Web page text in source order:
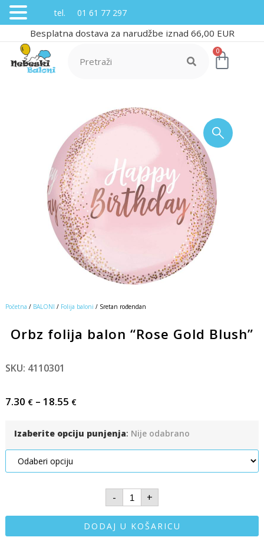
Besplatna dostava za narudžbe iznad 66,00 EUR
0
Početna / BALONI / Folija baloni / Sretan rođendan
Orbz folija balon “Rose Gold Blush”
SKU: 4110301
7.30 €– 18.55 €
Izaberite opciju punjenja: Nije odabrano
- +
DODAJ U KOŠARICU
tel. 01 61 77 297